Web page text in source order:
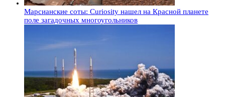
Марсианские соты: Curiosity нашел на Красной планете
поле загадочных многоугольников